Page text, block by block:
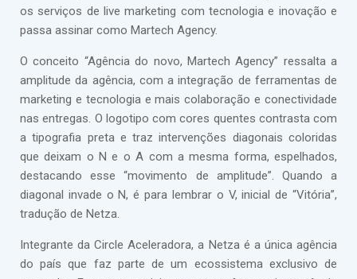
os serviços de live marketing com tecnologia e inovação e
passa assinar como Martech Agency.
O conceito “Agência do novo, Martech Agency” ressalta a
amplitude da agência, com a integração de ferramentas de
marketing e tecnologia e mais colaboração e conectividade
nas entregas. O logotipo com cores quentes contrasta com
a tipografia preta e traz intervenções diagonais coloridas
que deixam o N e o A com a mesma forma, espelhados,
destacando esse “movimento de amplitude”. Quando a
diagonal invade o N, é para lembrar o V, inicial de “Vitória”,
tradução de Netza.
Integrante da Circle Aceleradora, a Netza é a única agência
do país que faz parte de um ecossistema exclusivo de